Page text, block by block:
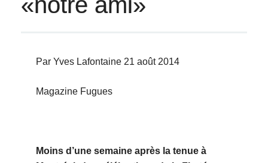
Par Yves Lafontaine 21 août 2014
Magazine Fugues
Moins d’une semaine après la tenue à